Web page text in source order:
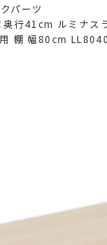
パーツ
行41cm ルミナス
棚 幅80cm